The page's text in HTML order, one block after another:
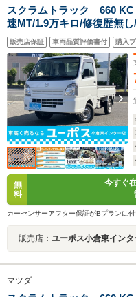
スクラムトラック 660
速MT/1.9万キロ/修復歴無し/
販売店保証 車両品質評価書付 購入
無
料
今すぐ
カーセンサーアフター保証がBプランに
販売店： ユーポス小倉東インタ
マツダ